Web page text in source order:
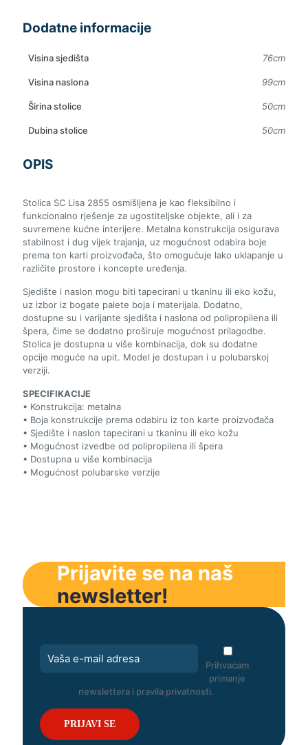
Dodatne informacije
Visina sjedišta 76cm
Visina naslona 99cm
Širina stolice 50cm
Dubina stolice 50cm
OPIS
Stolica SC Lisa 2855 osmišljena je kao fleksibilno i
funkcionalno rješenje za ugostiteljske objekte, ali i za
suvremene kućne interijere. Metalna konstrukcija osigurava
stabilnost i dug vijek trajanja, uz mogućnost odabira boje
prema ton karti proizvođača, što omogućuje lako uklapanje u
različite prostore i koncepte uređenja.
Sjedište i naslon mogu biti tapecirani u tkaninu ili eko kožu,
uz izbor iz bogate palete boja i materijala. Dodatno,
dostupne su i varijante sjedišta i naslona od polipropilena ili
špera, čime se dodatno proširuje mogućnost prilagodbe.
Stolica je dostupna u više kombinacija, dok su dodatne
opcije moguće na upit. Model je dostupan i u polubarskoj
verziji.
SPECIFIKACIJE
• Konstrukcija: metalna
• Boja konstrukcije prema odabiru iz ton karte proizvođača
• Sjedište i naslon tapecirani u tkaninu ili eko kožu
• Mogućnost izvedbe od polipropilena ili špera
• Dostupna u više kombinacija
• Mogućnost polubarske verzije
Prijavite se na naš
newsletter!
Prihvaćam
primanje
newslettera i pravila privatnosti.